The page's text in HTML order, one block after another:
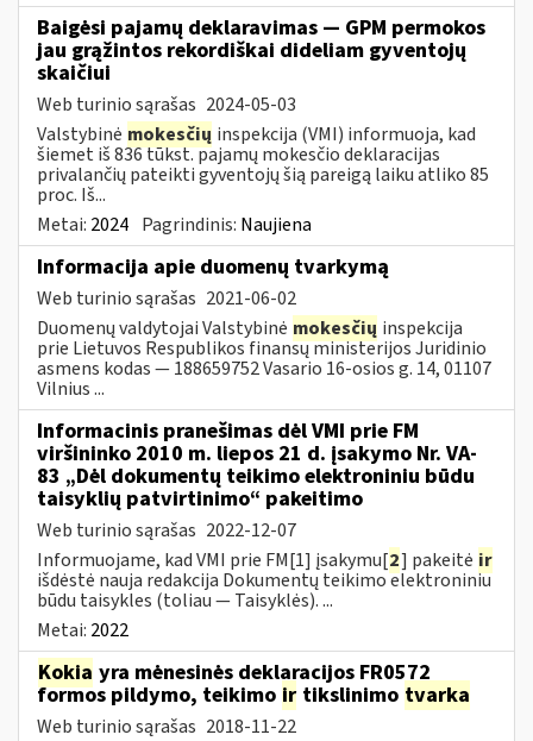
Baigėsi pajamų deklaravimas — GPM permokos
jau grąžintos rekordiškai dideliam gyventojų
skaičiui
Web turinio sąrašas 2024-05-03
Valstybinė mokesčių inspekcija (VMI) informuoja, kad
šiemet iš 836 tūkst. pajamų mokesčio deklaracijas
privalančių pateikti gyventojų šią pareigą laiku atliko 85
proc. Iš...
Metai: 2024 Pagrindinis: Naujiena
Informacija apie duomenų tvarkymą
Web turinio sąrašas 2021-06-02
Duomenų valdytojai Valstybinė mokesčių inspekcija
prie Lietuvos Respublikos finansų ministerijos Juridinio
asmens kodas — 188659752 Vasario 16-osios g. 14, 01107
Vilnius ...
Informacinis pranešimas dėl VMI prie FM
viršininko 2010 m. liepos 21 d. įsakymo Nr. VA-
83 „Dėl dokumentų teikimo elektroniniu būdu
taisyklių patvirtinimo“ pakeitimo
Web turinio sąrašas 2022-12-07
Informuojame, kad VMI prie FM[1] įsakymu[2] pakeitė ir
išdėstė nauja redakcija Dokumentų teikimo elektroniniu
būdu taisykles (toliau — Taisyklės). ...
Metai: 2022
Kokia yra mėnesinės deklaracijos FR0572
formos pildymo, teikimo ir tikslinimo tvarka
Web turinio sąrašas 2018-11-22